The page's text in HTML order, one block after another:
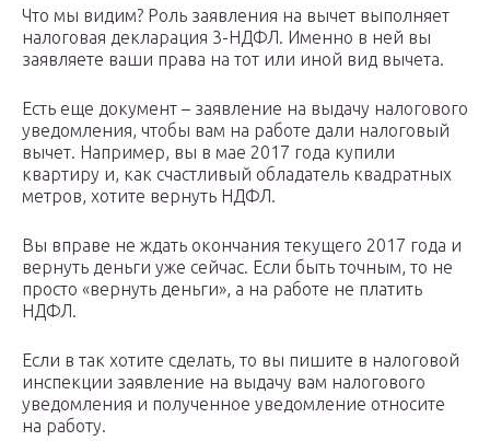
Что мы видим? Роль заявления на вычет выполняет
налоговая декларация 3-НДФЛ. Именно в ней вы
заявляете ваши права на тот или иной вид вычета.
Есть еще документ – заявление на выдачу налогового
уведомления, чтобы вам на работе дали налоговый
вычет. Например, вы в мае 2017 года купили
квартиру и, как счастливый обладатель квадратных
метров, хотите вернуть НДФЛ.
Вы вправе не ждать окончания текущего 2017 года и
вернуть деньги уже сейчас. Если быть точным, то не
просто «вернуть деньги», а на работе не платить
НДФЛ.
Если в так хотите сделать, то вы пишите в налоговой
инспекции заявление на выдачу вам налогового
уведомления и полученное уведомление относите
на работу.